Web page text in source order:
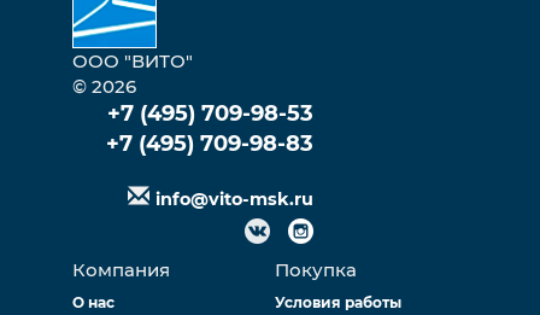
ООО "ВИТО"
© 2026
Компания
О нас
Покупка
Условия работы
+7 (495) 709-98-53
+7 (495) 709-98-83
info@vito-msk.ru